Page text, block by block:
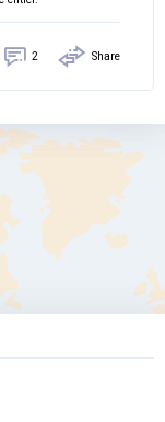
2 Share